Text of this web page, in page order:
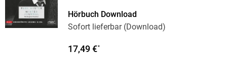
Hörbuch Download
Sofort lieferbar (Download)
17,49 €*